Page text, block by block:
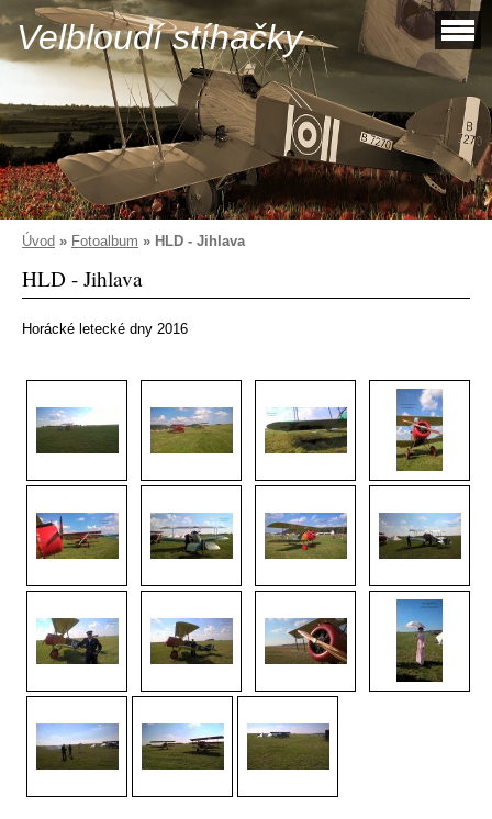
Velbloudí stíhačky
Úvod » Fotoalbum » HLD - Jihlava
HLD - Jihlava
Horácké letecké dny 2016